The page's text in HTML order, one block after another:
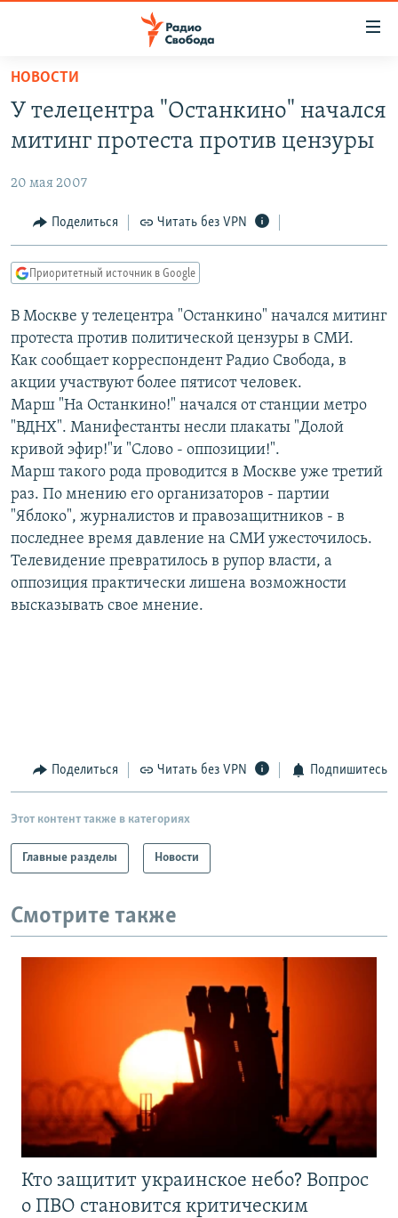
упрощенного
доступа
основному
Вернутся
главной
навигации
Вернутся
поиску
ПОДКАСТЫ
АВТОРСКИЕ ПРОЕКТЫ
ЦИТАТЫ СВОБОДЫ
МНЕНИЯ
IDEL.РЕАЛИИ
КАВКАЗ.РЕАЛИИ
СЕВЕР.РЕАЛИИ
СИБИРЬ.РЕАЛИИ
РАСПИСАНИЕ ВЕЩАНИЯ
ПОДПИШИТЕСЬ НА РАССЫЛКУ
СОЦИАЛЬНЫЕ СЕТИ
НОВОСТИ
У телецентра "Останкино" начался
митинг протеста против цензуры
20 мая 2007
Поделиться Читать без VPN
Приоритетный источник в Google
В Москве у телецентра "Останкино" начался митинг
протеста против политической цензуры в СМИ.
Как сообщает корреспондент Радио Свобода, в
акции участвуют более пятисот человек.
Марш "На Останкино!" начался от станции метро
"ВДНХ". Манифестанты несли плакаты "Долой
кривой эфир!"и "Слово - оппозиции!".
Марш такого рода проводится в Москве уже третий
раз. По мнению его организаторов - партии
"Яблоко", журналистов и правозащитников - в
последнее время давление на СМИ ужесточилось.
Телевидение превратилось в рупор власти, а
оппозиция практически лишена возможности
высказывать свое мнение.
Поделиться Читать без VPN Подпишитесь
Этот контент также в категориях
Главные разделы Новости
Смотрите также
Кто защитит украинское небо? Вопрос
о ПВО становится критическим